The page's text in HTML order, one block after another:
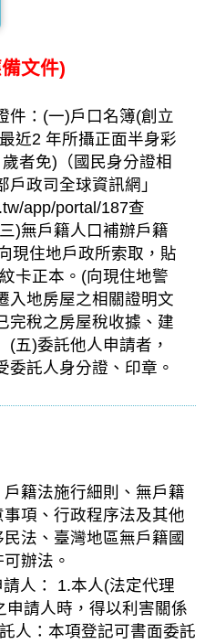
文件)
件：(一)戶口名簿(創立
近2 年所攝正面半身彩
者免)（國民身分證相
戶政司全球資訊網」
app/portal/187查
)無戶籍人口補辦戶籍
現住地戶政所索取，貼
卡正本。(向現住地警
入地房屋之相關證明文
完稅之房屋稅收據、建
(五)委託他人申請者，
委託人身分證、印章。
籍法施行細則、無戶籍
項、行政程序法及其他
法、臺灣地區無戶籍國
辦法。
人： 1.本人(法定代理
申請人時，得以利害關係
人：本項登記可書面委託